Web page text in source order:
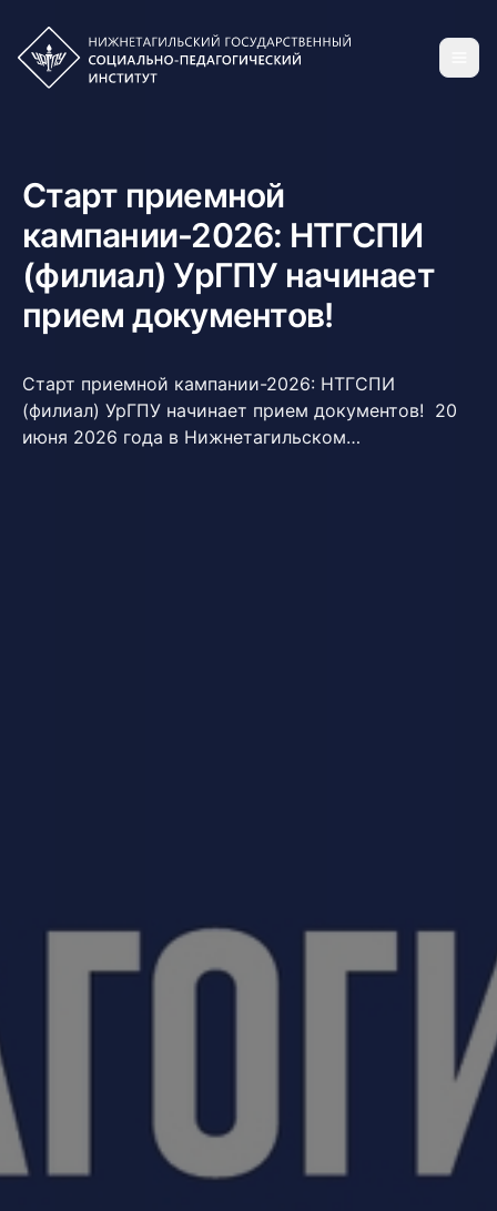
Старт приемной
кампании-2026: НТГСПИ
(филиал) УрГПУ начинает
прием документов!
Старт приемной кампании-2026: НТГСПИ
(филиал) УрГПУ начинает прием документов! 20
июня 2026 года в Нижнетагильском